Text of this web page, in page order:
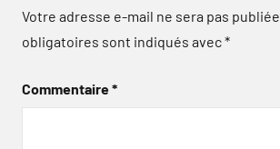
Votre adresse e-mail ne sera pas publiée.
obligatoires sont indiqués avec*
Commentaire*